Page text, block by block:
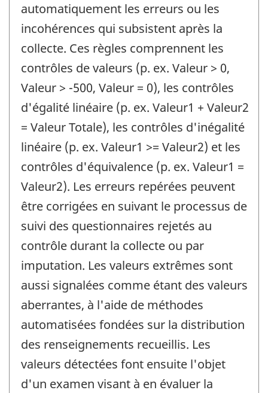
automatiquement les erreurs ou les
incohérences qui subsistent après la
collecte. Ces règles comprennent les
contrôles de valeurs (p. ex. Valeur > 0,
Valeur > -500, Valeur = 0), les contrôles
d'égalité linéaire (p. ex. Valeur1 + Valeur2
= Valeur Totale), les contrôles d'inégalité
linéaire (p. ex. Valeur1 >= Valeur2) et les
contrôles d'équivalence (p. ex. Valeur1 =
Valeur2). Les erreurs repérées peuvent
être corrigées en suivant le processus de
suivi des questionnaires rejetés au
contrôle durant la collecte ou par
imputation. Les valeurs extrêmes sont
aussi signalées comme étant des valeurs
aberrantes, à l'aide de méthodes
automatisées fondées sur la distribution
des renseignements recueillis. Les
valeurs détectées font ensuite l'objet
d'un examen visant à en évaluer la